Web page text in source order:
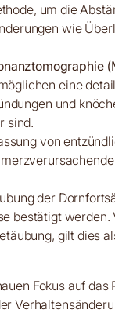
um die
wie
eine
und
sind.
von
der
bestätigt werden.
gilt dies
Fokus auf das